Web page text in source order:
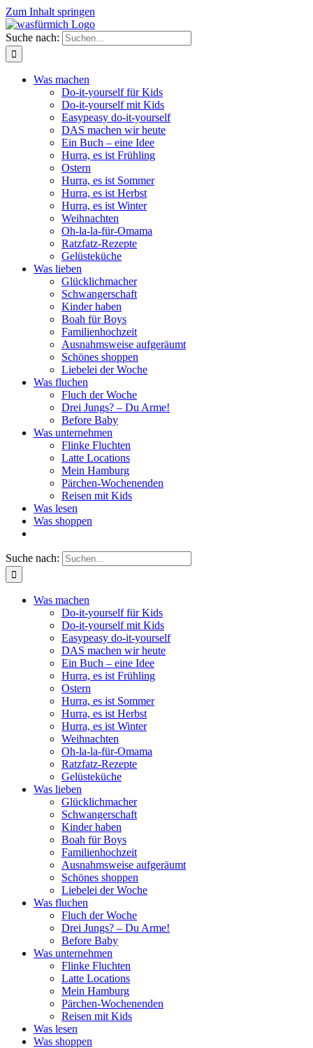
Zum Inhalt springen
Suche nach:
Was machen
Do-it-yourself für Kids
Do-it-yourself mit Kids
Easypeasy do-it-yourself
DAS machen wir heute
Ein Buch – eine Idee
Hurra, es ist Frühling
Ostern
Hurra, es ist Sommer
Hurra, es ist Herbst
Hurra, es ist Winter
Weihnachten
Oh-la-la-für-Omama
Ratzfatz-Rezepte
Gelüsteküche
Was lieben
Glücklichmacher
Schwangerschaft
Kinder haben
Boah für Boys
Familienhochzeit
Ausnahmsweise aufgeräumt
Schönes shoppen
Liebelei der Woche
Was fluchen
Fluch der Woche
Drei Jungs? – Du Arme!
Before Baby
Was unternehmen
Flinke Fluchten
Latte Locations
Mein Hamburg
Pärchen-Wochenenden
Reisen mit Kids
Was lesen
Was shoppen
Suche nach:
Was machen
Do-it-yourself für Kids
Do-it-yourself mit Kids
Easypeasy do-it-yourself
DAS machen wir heute
Ein Buch – eine Idee
Hurra, es ist Frühling
Ostern
Hurra, es ist Sommer
Hurra, es ist Herbst
Hurra, es ist Winter
Weihnachten
Oh-la-la-für-Omama
Ratzfatz-Rezepte
Gelüsteküche
Was lieben
Glücklichmacher
Schwangerschaft
Kinder haben
Boah für Boys
Familienhochzeit
Ausnahmsweise aufgeräumt
Schönes shoppen
Liebelei der Woche
Was fluchen
Fluch der Woche
Drei Jungs? – Du Arme!
Before Baby
Was unternehmen
Flinke Fluchten
Latte Locations
Mein Hamburg
Pärchen-Wochenenden
Reisen mit Kids
Was lesen
Was shoppen